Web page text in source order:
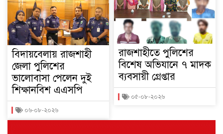
বিদায়বেলায় রাজশাহী
জেলা পুলিশের
ভালোবাসা পেলেন দুই
শিক্ষানবিশ এএসপি
০৬-০৮-২০২৬
রাজশাহীতে পুলিশের
বিশেষ অভিযানে ৭ মাদক
ব্যবসায়ী গ্রেপ্তার
০৫-০৮-২০২৬